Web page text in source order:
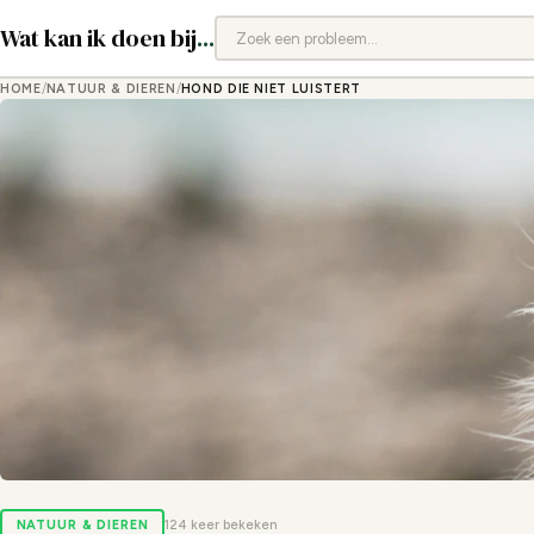
Wat kan ik doen bij...
HOME/NATUUR & DIEREN /HOND DIE NIET LUISTERT
NATUUR & DIEREN 124 keer bekeken